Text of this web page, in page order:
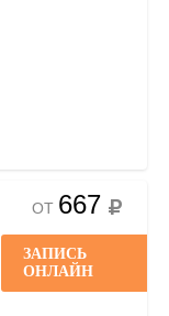
ОТ 667
ЗАПИСЬ
ОНЛАЙН